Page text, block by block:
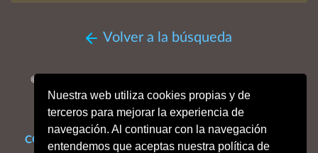
Nuestra web utiliza cookies propias y de
terceros para mejorar la experiencia de
navegación. Al continuar con la navegación
entendemos que aceptas nuestra política de
Volver a la búsqueda
© MMXXVI. Obispado de San Sebastián, Archivo Histórico
Diocesano.
Todos los derechos reservados.
CONTACTO Enlaces de interés
Dónde estamos